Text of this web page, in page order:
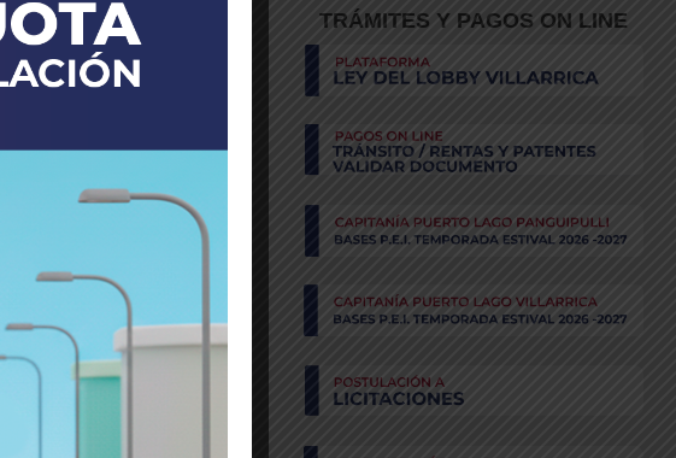
TRÁMITES Y PAGOS ON LINE